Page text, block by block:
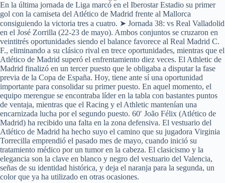
En la última jornada de Liga marcó en el Iberostar Estadio su primer
gol con la camiseta del Atlético de Madrid frente al Mallorca
consiguiendo la victoria tres a cuatro. ➤ Jornada 38: vs Real Valladolid
en el José Zorrilla (22-23 de mayo). Ambos conjuntos se cruzaron en
veintitrés oportunidades siendo el balance favorece al Real Madrid C.
F., eliminando a su clásico rival en trece oportunidades, mientras que el
Atlético de Madrid superó el enfrentamiento diez veces. El Athletic de
Madrid finalizó en un tercer puesto que le obligaba a disputar la fase
previa de la Copa de España. Hoy, tiene ante sí una oportunidad
importante para consolidar su primer puesto. En aquel momento, el
equipo merengue se encontraba líder en la tabla con bastantes puntos
de ventaja, mientras que el Racing y el Athletic mantenían una
encarnizada lucha por el segundo puesto. 60′ João Félix (Atlético de
Madrid) ha recibido una falta en la zona defensiva. El vestuario del
Atlético de Madrid ha hecho suyo el camino que su jugadora Virginia
Torrecilla emprendió el pasado mes de mayo, cuando inició su
tratamiento médico por un tumor en la cabeza. El clasicismo y la
elegancia son la clave en blanco y negro del vestuario del Valencia,
señas de su identidad histórica, y deja el naranja para la segunda, un
color que ya ha utilizado en otras ocasiones.